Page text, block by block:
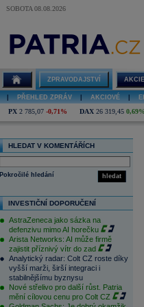
SOBOTA 08.08.2026
ZPRAVODAJSTVÍ
PŘEHLED ZPRÁV AKCIOVÉ
PX 2 785,07 -0,71% DAX 26 319,45 0,69%
HLEDAT V KOMENTÁŘÍCH
hledat
Pokročilé hledání
INVESTIČNÍ DOPORUČENÍ
AstraZeneca jako sázka na
defenzivu mimo AI horečku
Arista Networks: AI může firmě
zajistit příznivý vítr do zad
Analytický radar: Colt CZ roste díky
vyšší marži, širší integraci i
stabilnějšímu byznysu
Nové střelivo pro další růst. Patria
mění cílovou cenu pro Colt CZ